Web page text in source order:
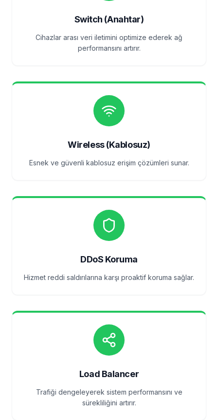
Switch (Anahtar)
Cihazlar arası veri iletimini optimize ederek ağ
performansını artırır.
Wireless (Kablosuz)
Esnek ve güvenli kablosuz erişim çözümleri sunar.
DDoS Koruma
Hizmet reddi saldırılarına karşı proaktif koruma sağlar.
Load Balancer
Trafiği dengeleyerek sistem performansını ve
sürekliliğini artırır.